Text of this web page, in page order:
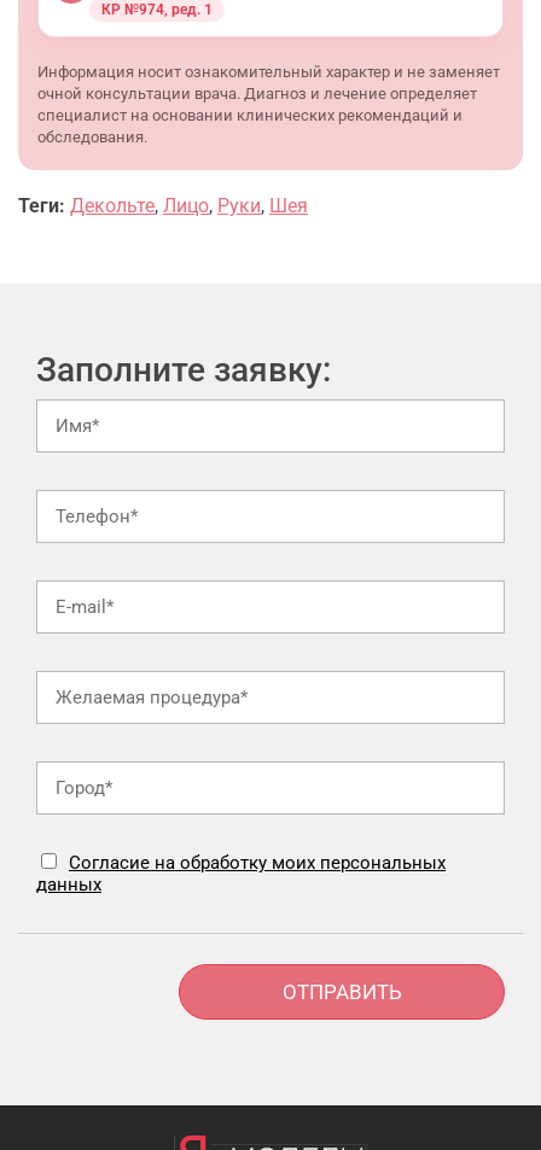
КР №974, ред. 1
Информация носит ознакомительный характер и не заменяет
очной консультации врача. Диагноз и лечение определяет
специалист на основании клинических рекомендаций и
обследования.
Теги: Декольте, Лицо, Руки, Шея
Заполните заявку:
Согласие на обработку моих персональных
данных